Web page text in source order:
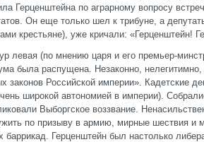
Герценштейна по аграрному вопросу
Он еще только шел к трибуне, а
крестьяне), уже кричали: «Герценштейн!
левая (по мнению царя и его премьер-
была распущена. Незаконно,
законов Российской империи». Кадетские
широкой автономией в империи).
Выборгское воззвание.
по призыву в армию, мирные шествия и
баррикад. Герценштейн был настолько